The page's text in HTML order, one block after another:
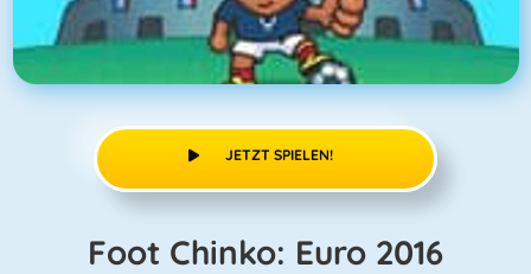
JETZT SPIELEN!
Foot Chinko: Euro 2016